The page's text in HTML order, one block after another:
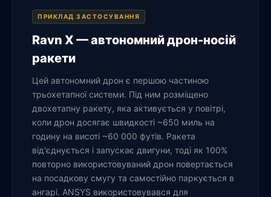
ПРИКЛАД ЗАСТОСУВАННЯ
Ravn X — автономний дрон-носій
ракети
Цей автономний дрон є першою частиною
трьохетапної системи. Під ним розміщено
двохетапну ракету, яка активується у повітрі,
коли дрон досягає швидкості ~650 миль на
годину на висоті ~60 000 футів. Ракета
від'єднується і запускає двигуни, тоді як 100%
повторно використовуваний дрон повертається
на посадкову смугу та самостійно паркується в
ангарі. ANSYS використовувався для